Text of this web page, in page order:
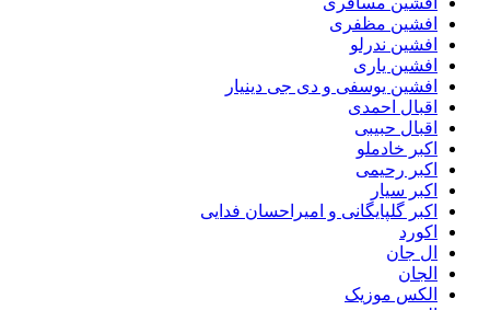
افشین مظفری
افشین ندرلو
افشین یاری
افشین یوسفی و دی جی دینیار
اقبال احمدی
اقبال حبیبی
اکبر خادملو
اکبر رحیمی
اکبر سیار
اکبر گلپایگانی و امیراحسان فدایی
اکورد
ال جان
الجان
الکس موزیک